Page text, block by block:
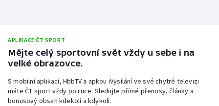
APLIKACE ČT SPORT
Mějte celý sportovní svět vždy u sebe i na
velké obrazovce.
S mobilní aplikací, HbbTV a apkou iVysílání ve své chytré televizi
máte ČT sport vždy po ruce. Sledujte přímé přenosy, články a
bonusový obsah kdekoli a kdykoli.